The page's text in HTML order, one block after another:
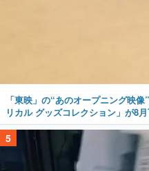
「東映」の“あのオープニング映
リカル グッズコレクション」が8
5